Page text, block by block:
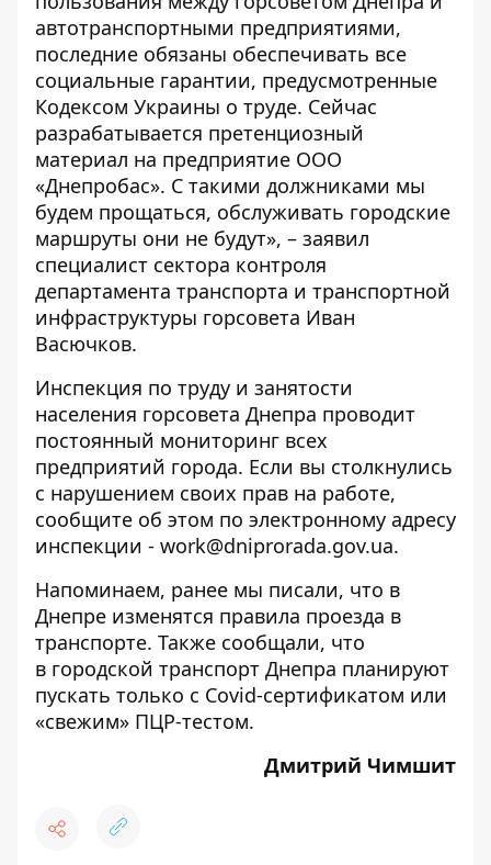
автотранспортными предприятиями,
последние обязаны обеспечивать все
социальные гарантии, предусмотренные
Кодексом Украины о труде. Сейчас
разрабатывается претенциозный
материал на предприятие ООО
«Днепробас». С такими должниками мы
будем прощаться, обслуживать городские
маршруты они не будут», – заявил
специалист сектора контроля
департамента транспорта и транспортной
инфраструктуры горсовета Иван
Васючков.
Инспекция по труду и занятости
населения горсовета Днепра проводит
постоянный мониторинг всех
предприятий города. Если вы столкнулись
с нарушением своих прав на работе,
сообщите об этом по электронному адресу
инспекции - work@dniprorada.gov.ua.
Напоминаем, ранее мы писали, что в
Днепре изменятся правила проезда в
транспорте. Также сообщали, что
в городской транспорт Днепра планируют
пускать только с Covid-сертификатом или
«свежим» ПЦР-тестом.
Дмитрий Чимшит